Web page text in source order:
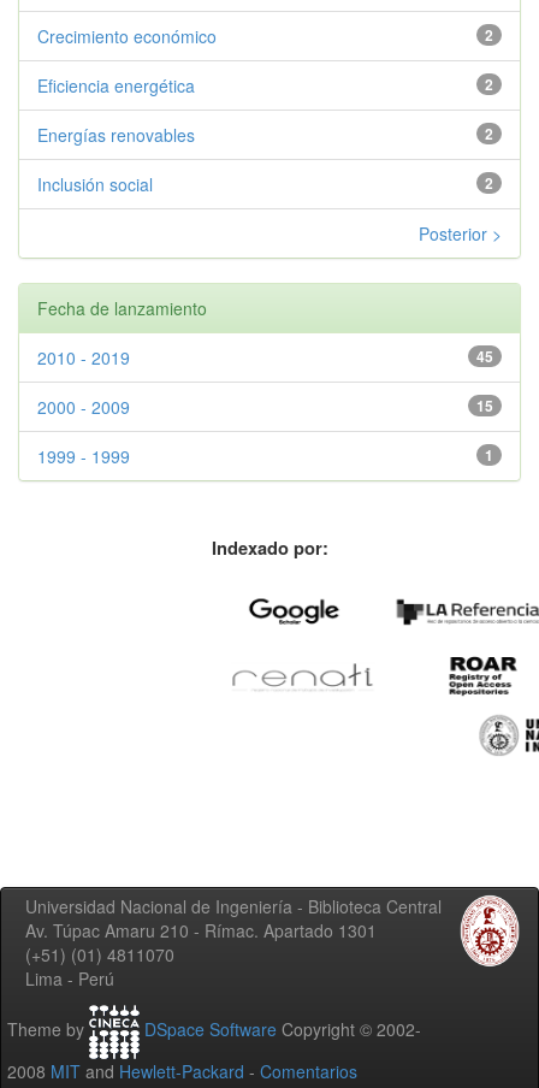
2
Crecimiento económico
2
Eficiencia energética
2
Energías renovables
2
Inclusión social
Posterior >
Fecha de lanzamiento
45
2010 - 2019
15
2000 - 2009
1
1999 - 1999
Indexado por:
Universidad Nacional de Ingeniería - Biblioteca Central
Av. Túpac Amaru 210 - Rímac. Apartado 1301
(+51) (01) 4811070
Lima - Perú
Theme by DSpace Software Copyright © 2002-
2008 MIT and Hewlett-Packard - Comentarios